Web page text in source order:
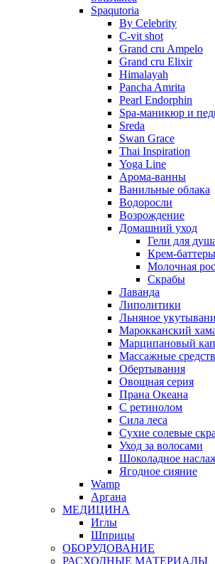
Spaqutoria
By Celebrity
C-vit shot
Grand cru Ampelo
Grand сru Elixir
Himalayah
Pancha Amrita
Pearl Endorphin
Spa-маникюр и
Sreda
Swan Grace
Thai Inspiration
Yoga Line
Арома-ванны
Ванильные облака
Водоросли
Возрождение
Домашний уход
Гели для
Крем-баттеры
Молочная
Скрабы
Лаванда
Липолитики
Льняное
Марокканский
Марципановый
Массажные
Обертывания
Овощная серия
Прана Океана
С ретинолом
Сила леса
Сухие солевые
Уход за волосами
Шоколадное
Ягодное сияние
Wamp
Аргана
МЕДИЦИНА
Иглы
Шприцы
ОБОРУДОВАНИЕ
РАСХОДНЫЕ МАТЕРИАЛЫ